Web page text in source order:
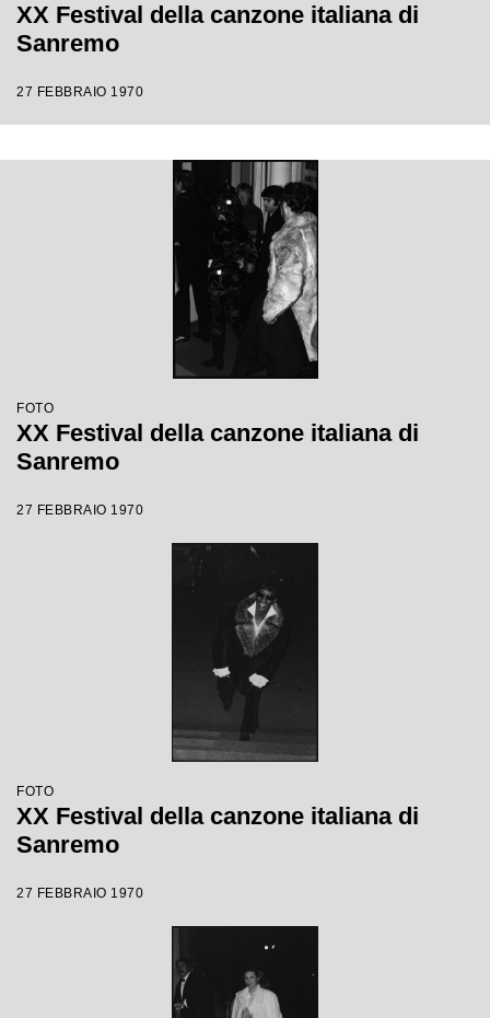
XX Festival della canzone italiana di
Sanremo
27 FEBBRAIO 1970
FOTO
XX Festival della canzone italiana di
Sanremo
27 FEBBRAIO 1970
FOTO
XX Festival della canzone italiana di
Sanremo
27 FEBBRAIO 1970